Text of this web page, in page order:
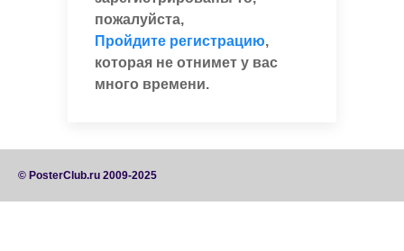
пожалуйста,
Пройдите регистрацию,
которая не отнимет у вас
много времени.
© PosterClub.ru 2009-2025